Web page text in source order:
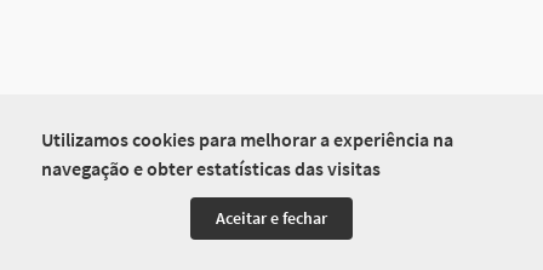
Utilizamos cookies para melhorar a experiência na
navegação e obter estatísticas das visitas
Aceitar e fechar